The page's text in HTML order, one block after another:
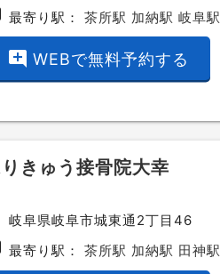
最寄り駅：茶所駅 加納駅 岐阜駅
add_comment WEBで無料予約する
きゅう接骨院大幸
岐阜県岐阜市城東通2丁目46
最寄り駅：茶所駅 加納駅 田神駅